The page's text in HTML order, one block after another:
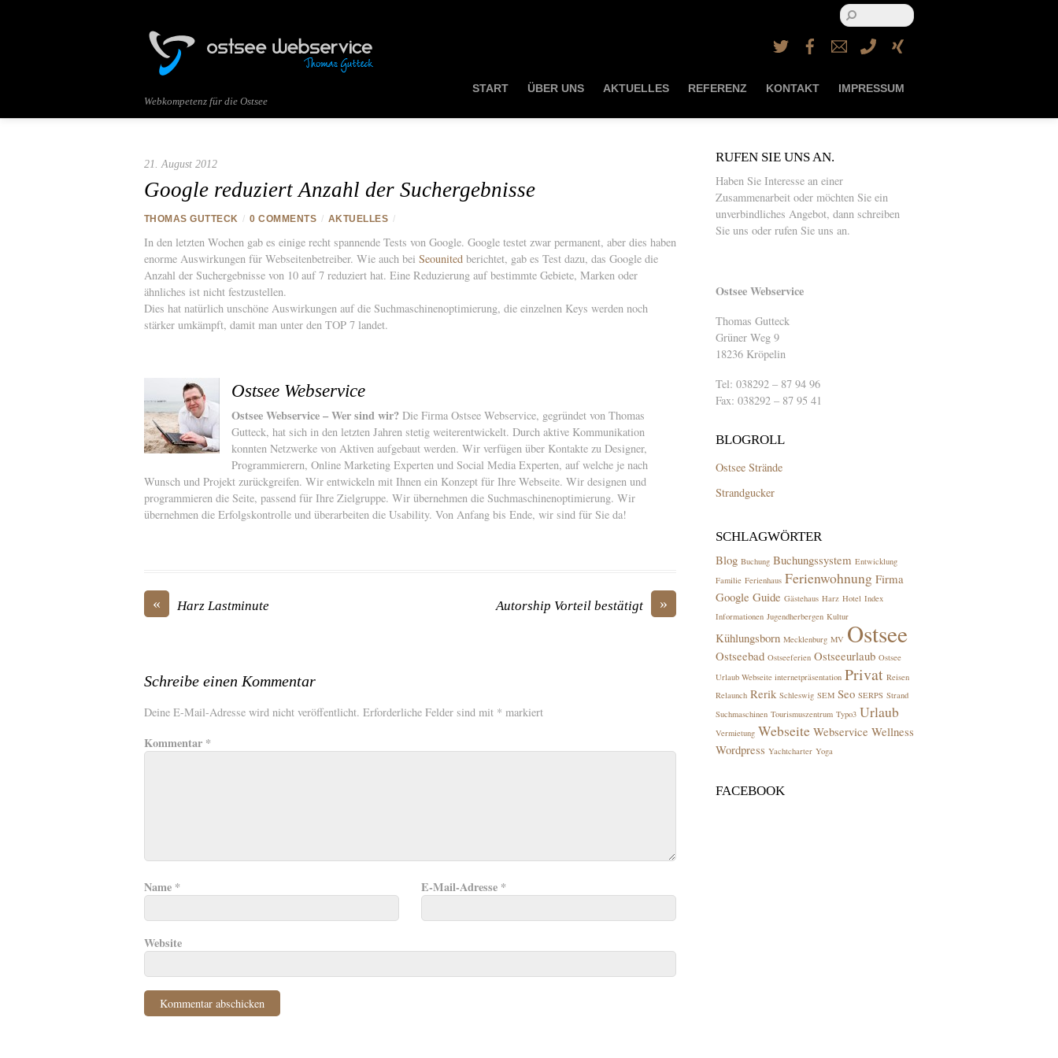
Webkompetenz für die Ostsee
START ÜBER UNS AKTUELLES REFERENZ KONTAKT IMPRESSUM
Twitter FacebookEmail Telefon
21. August 2012
Google reduziert Anzahl der Suchergebnisse
THOMAS GUTTECK / 0 COMMENTS / AKTUELLES /
In den letzten Wochen gab es einige recht spannende Tests von Google. Google testet zwar permanent, aber dies haben
enorme Auswirkungen für Webseitenbetreiber. Wie auch bei Seounited berichtet, gab es Test dazu, das Google die
Anzahl der Suchergebnisse von 10 auf 7 reduziert hat. Eine Reduzierung auf bestimmte Gebiete, Marken oder
ähnliches ist nicht festzustellen.
Dies hat natürlich unschöne Auswirkungen auf die Suchmaschinenoptimierung, die einzelnen Keys werden noch
stärker umkämpft, damit man unter den TOP 7 landet.
Ostsee Webservice
Ostsee Webservice – Wer sind wir? Die Firma Ostsee Webservice, gegründet von Thomas
Gutteck, hat sich in den letzten Jahren stetig weiterentwickelt. Durch aktive Kommunikation
konnten Netzwerke von Aktiven aufgebaut werden. Wir verfügen über Kontakte zu Designer,
Programmierern, Online Marketing Experten und Social Media Experten, auf welche je nach
Wunsch und Projekt zurückgreifen. Wir entwickeln mit Ihnen ein Konzept für Ihre Webseite. Wir designen und
programmieren die Seite, passend für Ihre Zielgruppe. Wir übernehmen die Suchmaschinenoptimierung. Wir
übernehmen die Erfolgskontrolle und überarbeiten die Usability. Von Anfang bis Ende, wir sind für Sie da!
« Harz Lastminute »
Autorship Vorteil bestätigt
Schreibe einen Kommentar
Deine E-Mail-Adresse wird nicht veröffentlicht. Erforderliche Felder sind mit * markiert
Kommentar *
Name * E-Mail-Adresse *
Website
RUFEN SIE UNS AN.
Haben Sie Interesse an einer
Zusammenarbeit oder möchten Sie ein
unverbindliches Angebot, dann schreiben
Sie uns oder rufen Sie uns an.
Ostsee Webservice
Thomas Gutteck
Grüner Weg 9
18236 Kröpelin
Tel: 038292 – 87 94 96
Fax: 038292 – 87 95 41
BLOGROLL
Ostsee Strände
Strandgucker
SCHLAGWÖRTER
Blog Buchung Buchungssystem Entwicklung
Familie Ferienhaus Ferienwohnung Firma
Google Guide Gästehaus Harz Hotel Index
Informationen Jugendherbergen Kultur
Kühlungsborn Mecklenburg MV Ostsee
Ostseebad Ostseeferien Ostseeurlaub Ostsee
Urlaub Webseite internetpräsentation Privat Reisen
Relaunch Rerik Schleswig SEM Seo SERPS Strand
Suchmaschinen Tourismuszentrum Typo3 Urlaub
Vermietung Webseite Webservice Wellness
Wordpress Yachtcharter Yoga
FACEBOOK